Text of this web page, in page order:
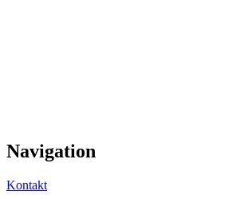
Navigation
Kontakt